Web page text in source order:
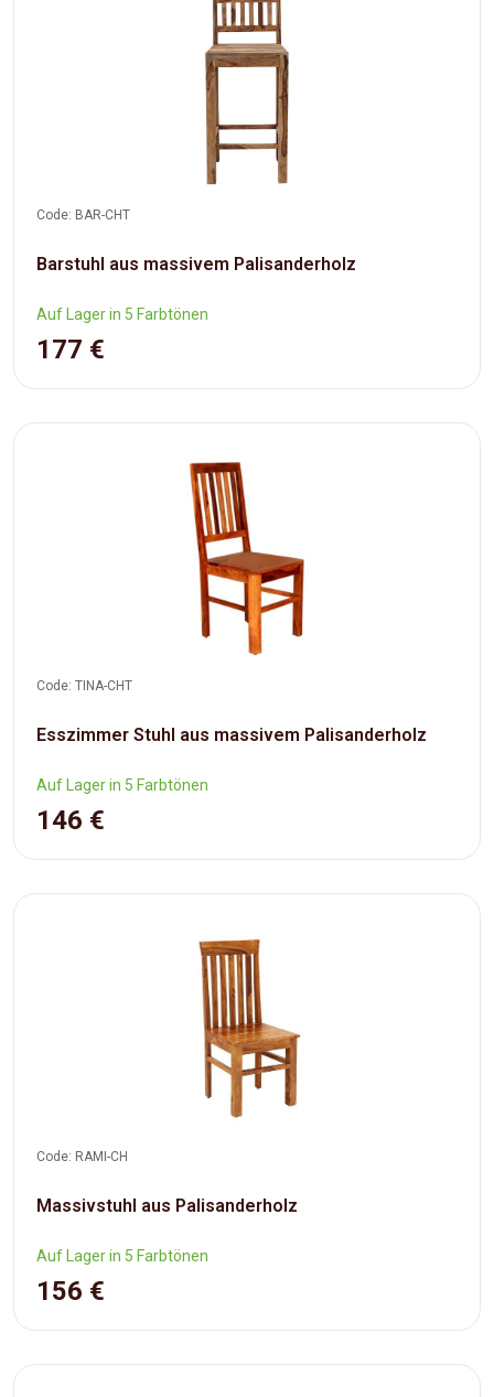
Code: BAR-CHT
Barstuhl aus massivem Palisanderholz
Auf Lager in 5 Farbtönen
177 €
Code: TINA-CHT
Esszimmer Stuhl aus massivem Palisanderholz
Auf Lager in 5 Farbtönen
146 €
Code: RAMI-CH
Massivstuhl aus Palisanderholz
Auf Lager in 5 Farbtönen
156 €